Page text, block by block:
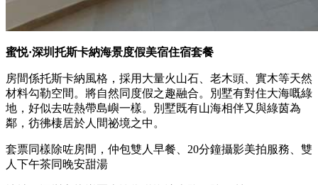
蜜悦·深圳托斯卡納海景度假美宿住宿套餐
房間係托斯卡納風格，採用大量火山石、老木頭、實木等天然
材料勾勒空間。將自然同度假之趣融合。別墅有對住大海嘅綠
地，好似去咗熱帶島嶼一樣。別墅既有山海相伴又與綠茵為
鄰，彷彿棲居於人間祕境之中。
套票同樣除咗房間，仲包雙人早餐、20分鐘攝影美拍服務、雙
人下午茶同晚安甜湯